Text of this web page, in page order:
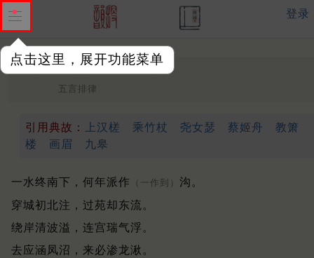
点击这里，展开功能菜单
登录
御沟十六韵 唐末 ·吴融
五言排律
引用典故： 上汉槎 乘竹杖 尧女瑟 蔡姬舟
教箫
楼
画眉 九皋
一水终南下，何年派作 （一作到） 沟。
穿城初北注，过苑却东流。
绕岸清波溢，连宫瑞气浮。
去应涵凤沼，来必渗龙湫。